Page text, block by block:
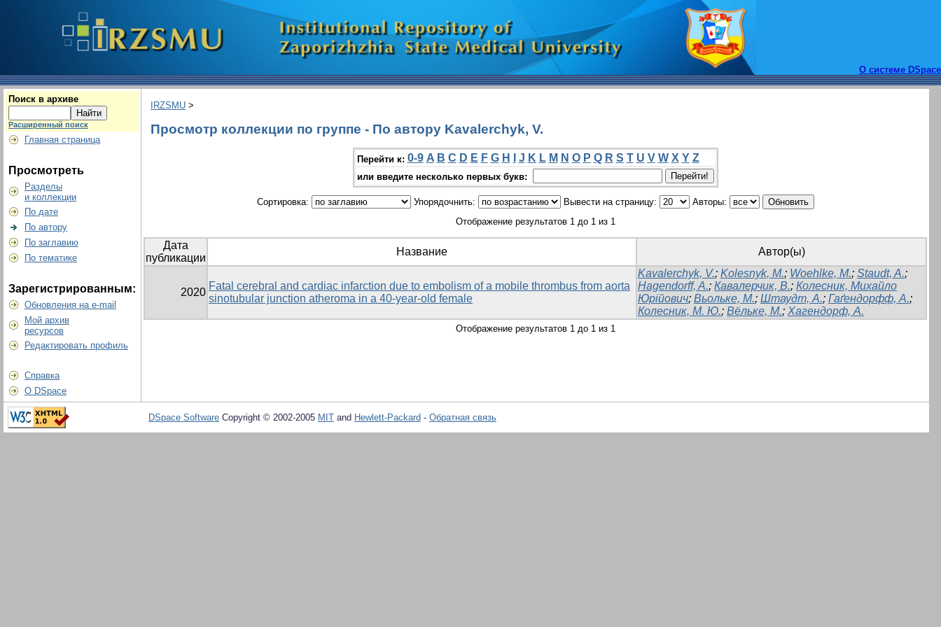
О системе DSpace
Поиск в архиве
Расширенный поиск
Главная страница
Просмотреть
Разделы
и коллекции
По дате
По автору
По заглавию
По тематике
Зарегистрированным:
Обновления на e-mail
Мой архив
ресурсов
Редактировать профиль
Справка
О DSpace
IRZSMU >
Просмотр коллекции по группе - По автору Kavalerchyk, V.
Перейти к: 0-9 A B C D E F G H J K L M N O P Q R S T U V W X Y Z
или введите несколько первых букв:
Сортировка: Упорядочнить: Вывести на страницу:
Авторы:
Отображение результатов 1 до 1 из 1
Дата
публикации
Название Автор(ы)
2020
Fatal cerebral and cardiac infarction due to embolism of a mobile thrombus from aorta
sinotubular junction atheroma in a 40-year-old female
Kavalerchyk, V.; Kolesnyk, M.; Woehlke, M.; Staudt, A.;
Hagendorff, A.; Кавалерчик, В.; Колесник, Михайло
Юрійович; Вьольке, М.; Штаудт, А.; Гаґендорфф, А.;
Колесник, М. Ю.; Вёльке, М.; Хагендорф, А.
Отображение результатов 1 до 1 из 1
DSpace Software Copyright © 2002-2005 MIT and Hewlett-Packard - Обратная связь